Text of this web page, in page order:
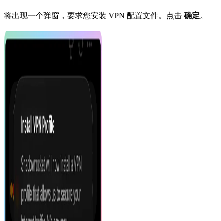
将出现一个弹窗，要求您安装 VPN 配置文件。点击 确定。